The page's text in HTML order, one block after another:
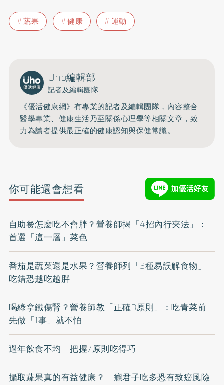
蔬果 健康 運動
Uho編輯部
記者及編輯團隊
《優活健康網》有專業的記者及編輯團隊，內容整合
醫學專業、健康生活乃至關係心理學等相關文章，致
力為讀者提供最正確的健康認知與保健常識。
你可能還會想看
自助餐怎麼吃不會胖？營養師揭「4招內行夾法」：
首選「這一層」菜色
番茄是蔬菜還是水果？營養師列「3種易誤解食物」
吃錯恐越吃越胖
喝綠拿鐵傷腎？營養師教「正確3原則」：吃青菜前
先做「1事」就不怕
過年飲食不均 把握7原則吃得巧
攝取蔬果真的有益健康？ 癮君子吃多恐有致癌風險